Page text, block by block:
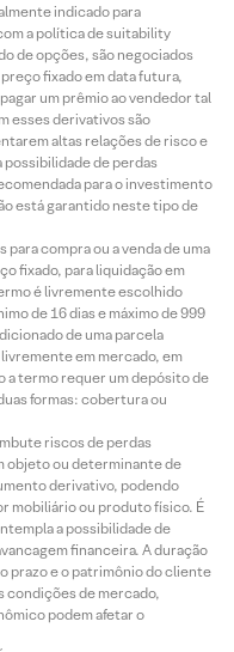
indicado para
a política de suitability
de opções, são negociados
fixado em data futura,
um prêmio ao vendedor tal
esses derivativos são
altas relações de risco e
de perdas
para o investimento
está garantido neste tipo de
compra ou a venda de uma
fixado, para liquidação em
é livremente escolhido
de 16 dias e máximo de 999
de uma parcela
em mercado, em
a termo requer um depósito de
formas: cobertura ou
riscos de perdas
objeto ou determinante de
derivativo, podendo
mobiliário ou produto físico. É
a possibilidade de
financeira. A duração
prazo e o patrimônio do cliente
condições de mercado,
podem afetar o